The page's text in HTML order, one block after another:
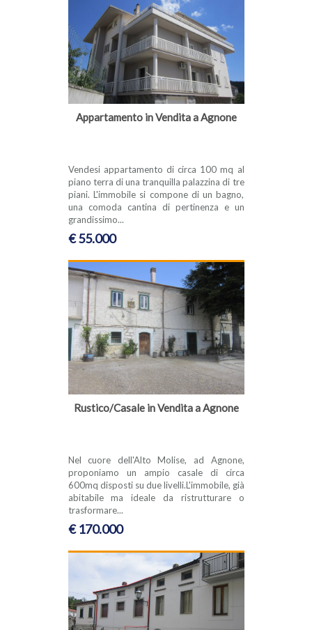
Appartamento in Vendita a Agnone
Vendesi appartamento di circa 100 mq al
piano terra di una tranquilla palazzina di tre
piani. L'immobile si compone di un bagno,
una comoda cantina di pertinenza e un
grandissimo...
€ 55.000
Rustico/Casale in Vendita a Agnone
Nel cuore dell'Alto Molise, ad Agnone,
proponiamo un ampio casale di circa
600mq disposti su due livelli.L'immobile, già
abitabile ma ideale da ristrutturare o
trasformare...
€ 170.000